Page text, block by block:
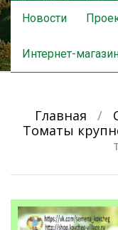
Skip
to
Новости
Интернет-
Главная /
Томаты